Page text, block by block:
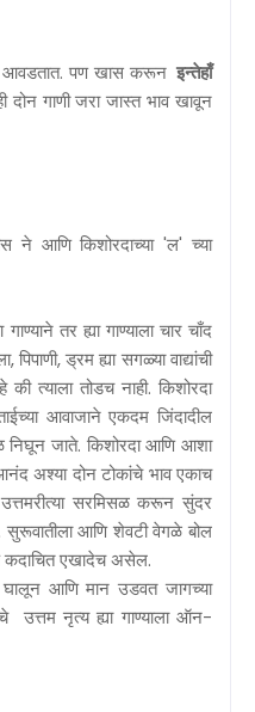
आवडतात. पण खास करून इन्तेहाँ
दोन गाणी जरा जास्त भाव खावून
ने आणि किशोरदाच्या 'ल' च्या
तर ह्या गाण्याला चार चाँद
पिपाणी, ड्रम ह्या सगळ्या वाद्यांची
त्याला तोडच नाही. किशोरदा
आवाजाने एकदम जिंदादील
निघून जाते. किशोरदा आणि आशा
अश्या दोन टोकांचे भाव एकाच
उत्तमरीत्या सरमिसळ करून सुंदर
आणि शेवटी वेगळे बोल
कदाचित एखादेच असेल.
आणि मान उडवत जागच्या
उत्तम नृत्य ह्या गाण्याला ऑन-